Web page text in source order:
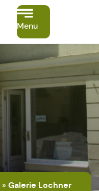
Menu
» Galerie Lochner